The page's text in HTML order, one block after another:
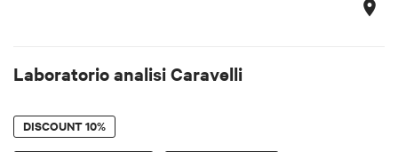
Laboratorio analisi Caravelli
DISCOUNT10%